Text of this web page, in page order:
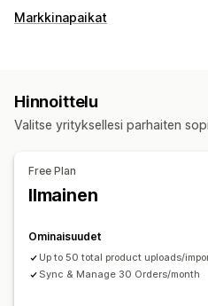
Synkronoinnin tyyppi
Ilmoitukset ja raportit
Tilauspäivitykset
Varastoilmoitukset
Markkinapaikat
Tuotteiden synkronointi
Joukkolataus (siirto)
Varaston synkronointi
Hinnoittelu
Valitse yrityksellesi parhaiten
Free Plan
Ilmainen
Ominaisuudet
Up to 50 total product uploads/
Sync & Manage 30 Orders/month